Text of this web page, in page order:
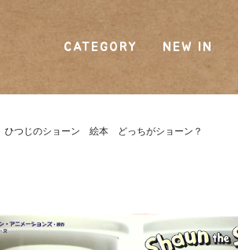
CATEGORY NEW IN
ひつじのショーン 絵本 どっちがショーン？